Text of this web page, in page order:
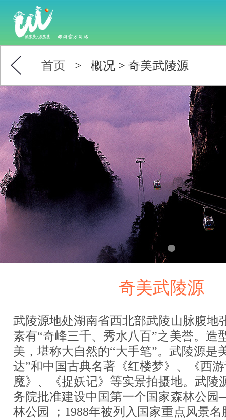
首页 > 概况 > 奇美武陵源
奇美武陵源
武陵源地处湖南省西北部武陵山脉腹地
素有“奇峰三千、秀水八百”之美誉。造
美，堪称大自然的“大手笔”。武陵源是
达”和中国古典名著《红楼梦》、《西
魔》、《捉妖记》等实景拍摄地。武陵
务院批准建设中国第一个国家森林公
林公园 ；1988年被列入国家重点风景名